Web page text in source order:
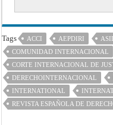
Tags ACCI AEPDIRI
COMUNIDAD INTERNACIONAL
CORTE INTERNACIONAL DE
DERECHOINTERNACIONAL
INTERNATIONAL
REVISTA ESPAÑOLA DE